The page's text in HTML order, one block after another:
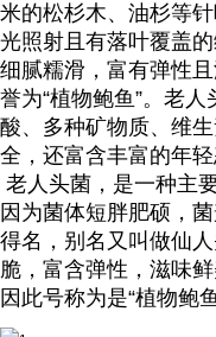
米的松杉木、油杉等
光照射且有落叶覆盖
细腻糯滑，富有弹性
誉为“植物鲍鱼”。老
酸、多种矿物质、维
全，还富含丰富的年轻
老人头菌，是一种主
因为菌体短胖肥硕，
得名，别名又叫做仙
脆，富含弹性，滋味
因此号称为是“植物鲍鱼